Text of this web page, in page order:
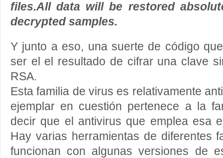
files.All data will be restored
decrypted samples.
Y junto a eso, una suerte de código
ser el el resultado de cifrar una clave
RSA.
Esta familia de virus es relativamente
ejemplar en cuestión pertenece a la
decir que el antivirus que emplea esa
Hay varias herramientas de diferentes
funcionan con algunas versiones de